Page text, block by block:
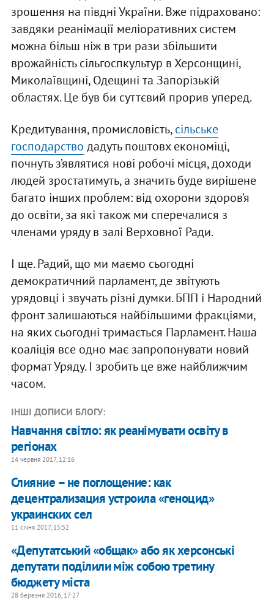
зрошення на півдні України. Вже підраховано:
завдяки реанімації меліоративних систем
можна більш ніж в три рази збільшити
врожайність сільгоспкультур в Херсонщині,
Миколаївщині, Одещині та Запорізькій
областях. Це був би суттєвий прорив уперед.
Кредитування, промисловість,сільське
господарство дадуть поштовх економіці,
почнуть з’являтися нові робочі місця, доходи
людей зростатимуть, а значить буде вирішене
багато інших проблем: від охорони здоров’я
до освіти, за які також ми сперечалися з
членами уряду в залі Верховної Ради.
І ще. Радий, що ми маємо сьогодні
демократичний парламент, де звітують
урядовці і звучать різні думки. БПП і Народний
фронт залишаються найбільшими фракціями,
на яких сьогодні тримається Парламент. Наша
коаліція все одно має запропонувати новий
формат Уряду. І зробить це вже найближчим
часом.
ІНШІ ДОПИСИ БЛОГУ:
Навчання світло: як реанімувати освіту в
регіонах
14 червня 2017, 12:16
Слияние – не поглощение: как
децентрализация устроила «геноцид»
украинских сел
11 січня 2017, 15:52
«Депутатський «общак» або як херсонські
депутати поділили між собою третину
бюджету міста
28 березня 2016, 17:27